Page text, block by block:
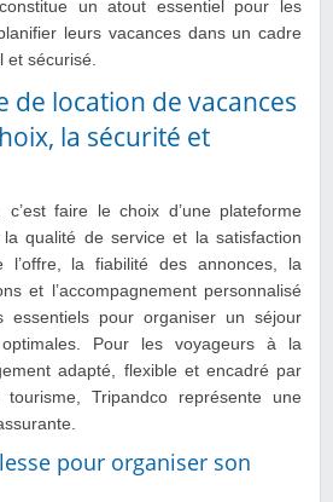
un atout essentiel pour les
leurs vacances dans un cadre
sécurisé.
de location de vacances
la sécurité et
faire le choix d’une plateforme
qualité de service et la satisfaction
l’offre, la fiabilité des annonces, la
et l’accompagnement personnalisé
essentiels pour organiser un séjour
Pour les voyageurs à la
adapté, flexible et encadré par
Tripandco représente une
pour organiser son